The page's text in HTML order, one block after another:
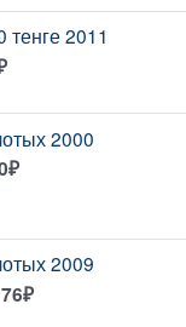
тенге 2011
2000
₽
2009
76₽